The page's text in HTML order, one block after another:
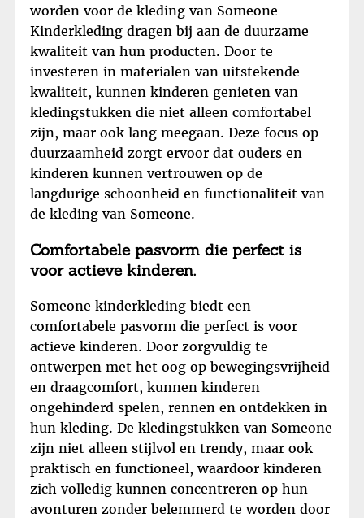
worden voor de kleding van Someone
Kinderkleding dragen bij aan de duurzame
kwaliteit van hun producten. Door te
investeren in materialen van uitstekende
kwaliteit, kunnen kinderen genieten van
kledingstukken die niet alleen comfortabel
zijn, maar ook lang meegaan. Deze focus op
duurzaamheid zorgt ervoor dat ouders en
kinderen kunnen vertrouwen op de
langdurige schoonheid en functionaliteit van
de kleding van Someone.
Comfortabele pasvorm die perfect is
voor actieve kinderen.
Someone kinderkleding biedt een
comfortabele pasvorm die perfect is voor
actieve kinderen. Door zorgvuldig te
ontwerpen met het oog op bewegingsvrijheid
en draagcomfort, kunnen kinderen
ongehinderd spelen, rennen en ontdekken in
hun kleding. De kledingstukken van Someone
zijn niet alleen stijlvol en trendy, maar ook
praktisch en functioneel, waardoor kinderen
zich volledig kunnen concentreren op hun
avonturen zonder belemmerd te worden door